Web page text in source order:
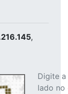
,
Digite
lado no